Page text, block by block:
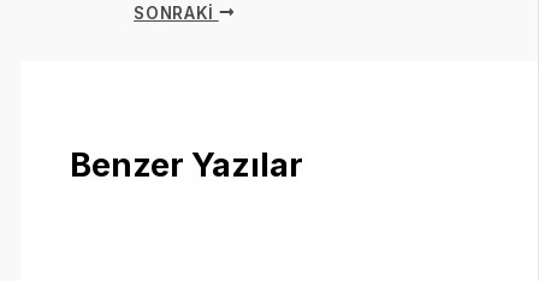
SONRAKI
Benzer Yazılar